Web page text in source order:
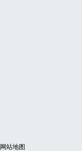
网站地图